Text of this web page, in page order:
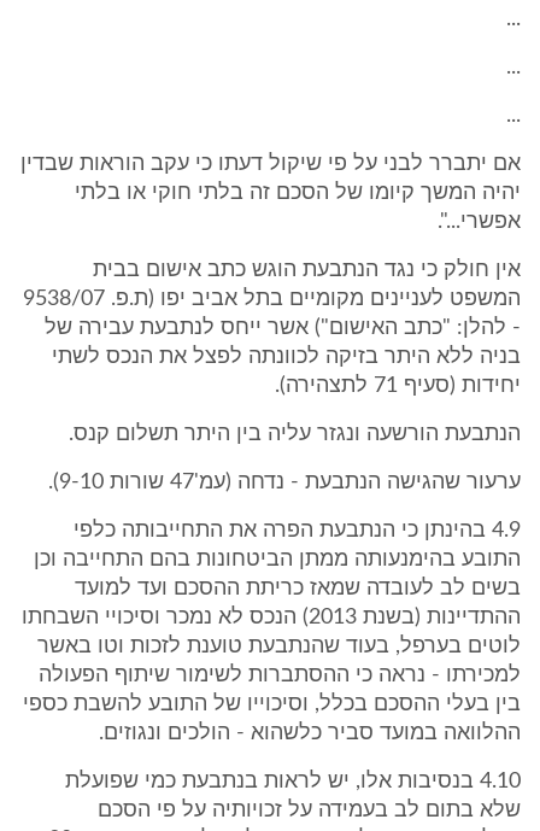
...
...
...
אם יתברר לבני על פי שיקול דעתו כי עקב הוראות שבדין
יהיה המשך קיומו של הסכם זה בלתי חוקי או בלתי
אפשרי...".
אין חולק כי נגד הנתבעת הוגש כתב אישום בבית
המשפט לעניינים מקומיים בתל אביב יפו (ת.פ. 9538/07
- להלן: "כתב האישום") אשר ייחס לנתבעת עבירה של
בניה ללא היתר בזיקה לכוונתה לפצל את הנכס לשתי
יחידות (סעיף 71 לתצהירה).
הנתבעת הורשעה ונגזר עליה בין היתר תשלום קנס.
ערעור שהגישה הנתבעת - נדחה (עמ'47 שורות 9-10).
4.9 בהינתן כי הנתבעת הפרה את התחייבותה כלפי
התובע בהימנעותה ממתן הביטחונות בהם התחייבה וכן
בשים לב לעובדה שמאז כריתת ההסכם ועד למועד
ההתדיינות (בשנת 2013) הנכס לא נמכר וסיכויי השבחתו
לוטים בערפל, בעוד שהנתבעת טוענת לזכות וטו באשר
למכירתו - נראה כי ההסתברות לשימור שיתוף הפעולה
בין בעלי ההסכם בכלל, וסיכוייו של התובע להשבת כספי
ההלוואה במועד סביר כלשהוא - הולכים ונגוזים.
4.10 בנסיבות אלו, יש לראות בנתבעת כמי שפועלת
שלא בתום לב בעמידה על זכויותיה על פי הסכם